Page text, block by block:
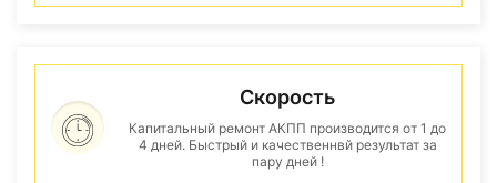
Скорость
Капитальный ремонт АКПП производится от 1 до
4 дней. Быстрый и качественнвй результат за
пару дней !